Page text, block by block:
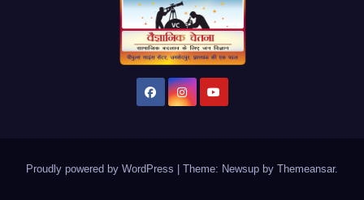
Proudly powered by WordPress | Theme: Newsup by Themeansar.